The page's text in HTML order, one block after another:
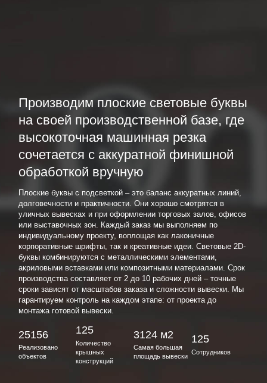
Производим плоские световые буквы
на своей производственной базе, где
высокоточная машинная резка
сочетается с аккуратной финишной
обработкой вручную
Плоские буквы с подсветкой – это баланс аккуратных линий,
долговечности и практичности. Они хорошо смотрятся в
уличных вывесках и при оформлении торговых залов, офисов
или выставочных зон. Каждый заказ мы выполняем по
индивидуальному проекту, воплощая как лаконичные
корпоративные шрифты, так и креативные идеи. Световые 2D-
буквы комбинируются с металлическими элементами,
акриловыми вставками или композитными материалами. Срок
производства составляет от 2 до 10 рабочих дней – точные
сроки зависят от масштабов заказа и сложности вывески. Мы
гарантируем контроль на каждом этапе: от проекта до
монтажа готовой вывески.
25156
Реализовано
объектов
125
Количество
крышных
конструкций
3124 м2
Самая большая
площадь вывески
125
Сотрудников